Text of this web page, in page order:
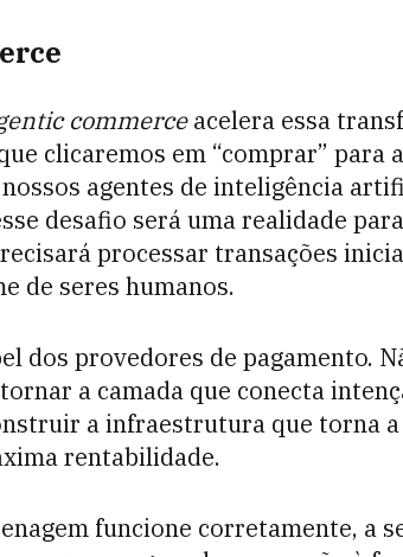
commerceacelera essa
clicaremos em “comprar”
agentes de inteligência
desafio será uma realidade
processar transações
de seres humanos.
dos provedores de pagamento.
a camada que conecta
a infraestrutura que torna
rentabilidade.
funcione corretamente, a